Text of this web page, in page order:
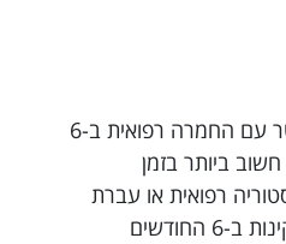
ביטוח נסיעות לגיברלטר עם החמרה רפואית ב-6
ביותר בזמן
רפואית או עברת
ניתוח או בדיקות לא תקינות ב-6 החודשים